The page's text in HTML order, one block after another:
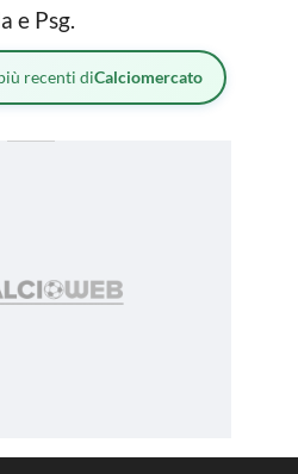
e Psg.
recenti diCalciomercato